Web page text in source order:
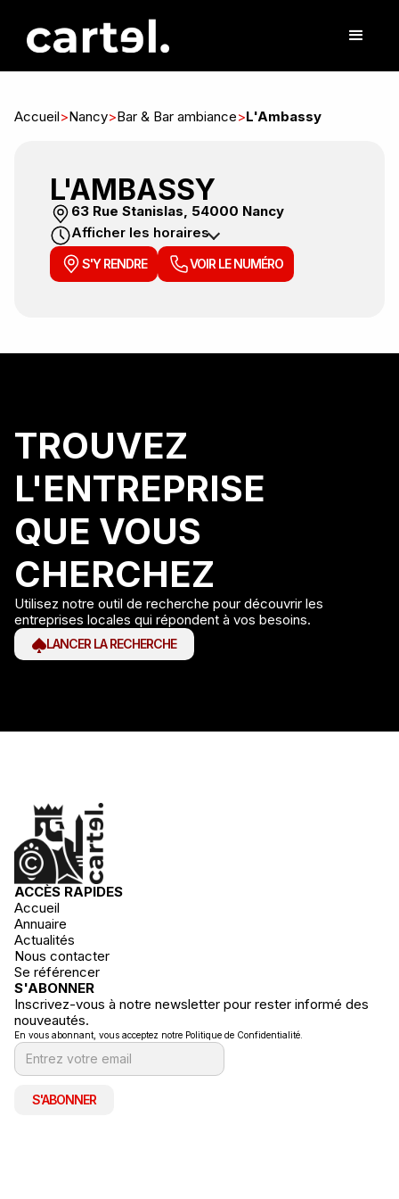
Accueil>Nancy>Bar & Bar ambiance>L'Ambassy
L'AMBASSY
63 Rue Stanislas, 54000 Nancy
Afficher les horaires
S'Y RENDRE VOIR LE NUMÉRO
TROUVEZ
L'ENTREPRISE
QUE VOUS
CHERCHEZ
Utilisez notre outil de recherche pour découvrir les
entreprises locales qui répondent à vos besoins.
LANCER LA RECHERCHE
ACCÈS RAPIDES
Accueil
Annuaire
Actualités
Nous contacter
Se référencer
S'ABONNER
Inscrivez-vous à notre newsletter pour rester informé des
nouveautés.
En vous abonnant, vous acceptez notre Politique de Confidentialité.